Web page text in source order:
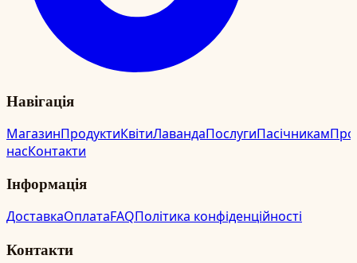
Навігація
МагазинПродуктиКвітиЛавандаПослугиПасічникамПро
насКонтакти
Інформація
ДоставкаОплатаFAQПолітика конфіденційності
Контакти